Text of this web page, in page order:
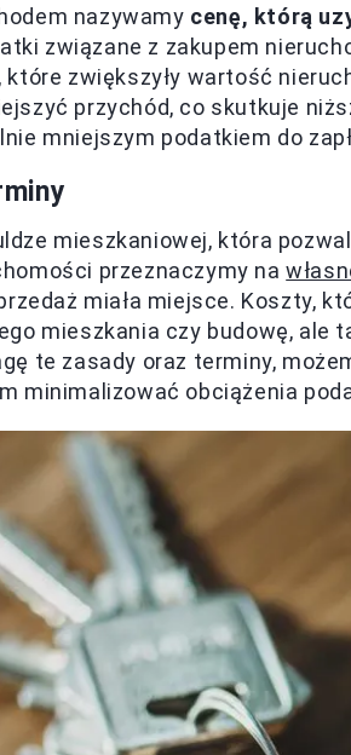
nazywamy cenę, którą
związane z zakupem
zwiększyły wartość
przychód, co skutkuje
mniejszym podatkiem do
mieszkaniowej, która
przeznaczymy na
miała miejsce. Koszty,
mieszkania czy budowę, ale
te zasady oraz terminy,
minimalizować obciążenia